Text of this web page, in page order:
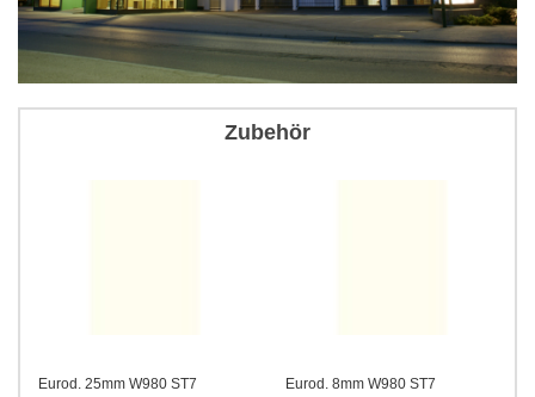
Zubehör
Eurod. 25mm W980 ST7
Eurod. 8mm W980 ST7